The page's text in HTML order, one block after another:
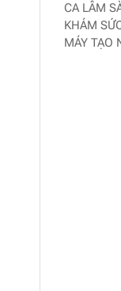
CA LÂM
KHÁM
MÁY TẠO